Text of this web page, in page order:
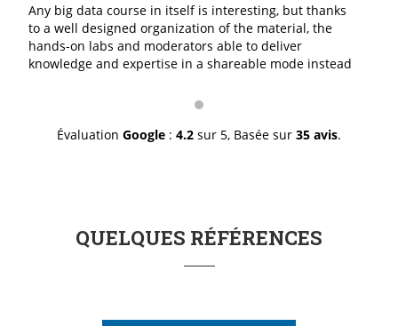
Any big data course in itself is interesting, but thanks
to a well designed organization of the material, the
hands-on labs and moderators able to deliver
knowledge and expertise in a shareable mode instead
was professionally great in doing exactly what it is
a job well done.
Évaluation Google : 4.2 sur 5, Basée sur 35 avis.
QUELQUES RÉFÉRENCES